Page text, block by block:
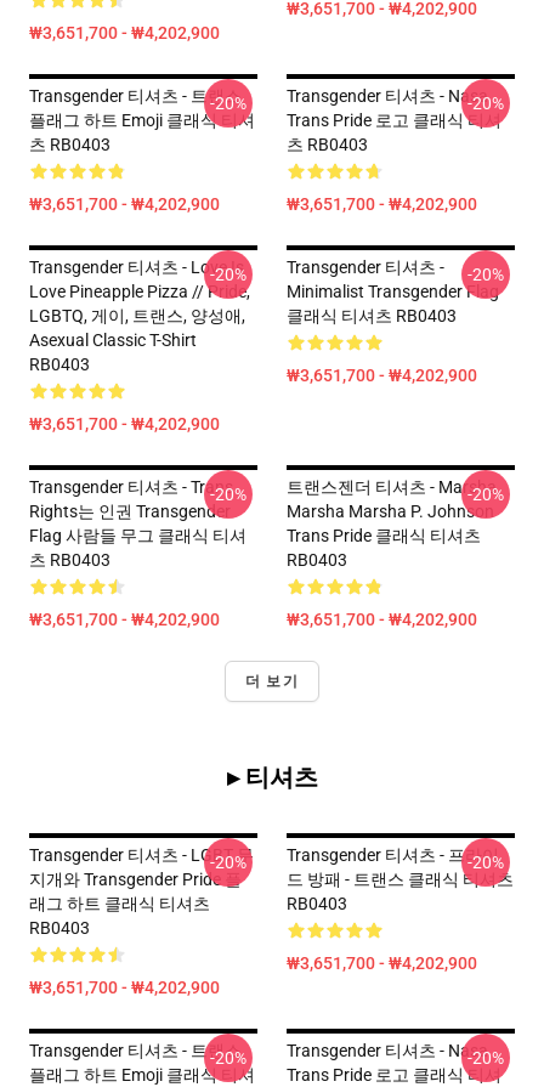
₩3,651,700 - ₩4,202,900
₩3,651,700 - ₩4,202,900
Transgender 티셔츠 - 트랜스
플래그 하트 Emoji 클래식 티셔
츠 RB0403
₩3,651,700 - ₩4,202,900
-20%
Transgender 티셔츠 - Nasa
Trans Pride 로고 클래식 티셔
츠 RB0403
₩3,651,700 - ₩4,202,900
-20%
Transgender 티셔츠 - Love Is
Love Pineapple Pizza // Pride,
LGBTQ, 게이, 트랜스, 양성애,
Asexual Classic T-Shirt
RB0403
₩3,651,700 - ₩4,202,900
-20%
Transgender 티셔츠 -
Minimalist Transgender Flag
클래식 티셔츠 RB0403
₩3,651,700 - ₩4,202,900
-20%
Transgender 티셔츠 - Trans
Rights는 인권 Transgender
Flag 사람들 무그 클래식 티셔
츠 RB0403
₩3,651,700 - ₩4,202,900
-20%
트랜스젠더 티셔츠 - Marsha
Marsha Marsha P. Johnson
Trans Pride 클래식 티셔츠
RB0403
₩3,651,700 - ₩4,202,900
-20%
더 보기
▸ 티셔츠
Transgender 티셔츠 - LGBT 무
지개와 Transgender Pride 플
래그 하트 클래식 티셔츠
RB0403
₩3,651,700 - ₩4,202,900
-20%
Transgender 티셔츠 - 프라이
드 방패 - 트랜스 클래식 티셔츠
RB0403
₩3,651,700 - ₩4,202,900
-20%
Transgender 티셔츠 - 트랜스
플래그 하트 Emoji 클래식 티셔
-20%
Transgender 티셔츠 - Nasa
Trans Pride 로고 클래식 티셔
-20%